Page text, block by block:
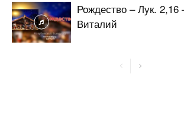
Рождество – Лук. 2,16
Виталий